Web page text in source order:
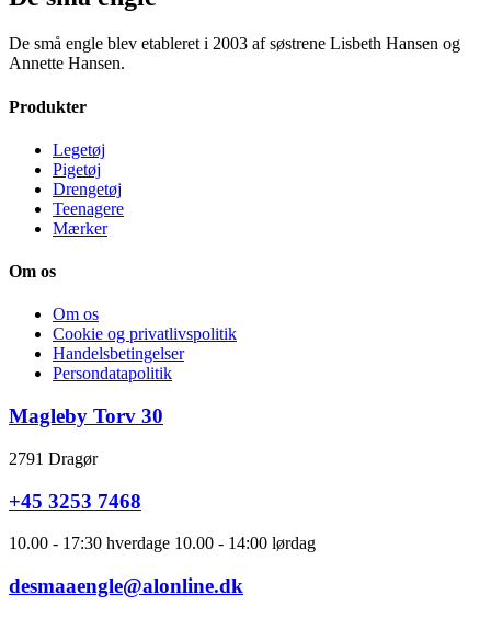
De små engle blev etableret i 2003 af søstrene Lisbeth Hansen og
Annette Hansen.
Produkter
Legetøj
Pigetøj
Drengetøj
Teenagere
Mærker
Om os
Om os
Cookie og privatlivspolitik
Handelsbetingelser
Persondatapolitik
Magleby Torv 30
2791 Dragør
+45 3253 7468
10.00 - 17:30 hverdage 10.00 - 14:00 lørdag
desmaaengle@alonline.dk